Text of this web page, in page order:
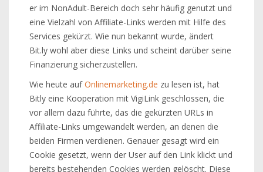
er im NonAdult-Bereich doch sehr häufig genutzt und
eine Vielzahl von Affiliate-Links werden mit Hilfe des
Services gekürzt. Wie nun bekannt wurde, ändert
Bit.ly wohl aber diese Links und scheint darüber seine
Finanzierung sicherzustellen.
Wie heute aufOnlinemarketing.de zu lesen ist, hat
Bitly eine Kooperation mit VigiLink geschlossen, die
vor allem dazu führte, das die gekürzten URLs in
Affiliate-Links umgewandelt werden, an denen die
beiden Firmen verdienen. Genauer gesagt wird ein
Cookie gesetzt, wenn der User auf den Link klickt und
bereits bestehenden Cookies werden gelöscht. Diese